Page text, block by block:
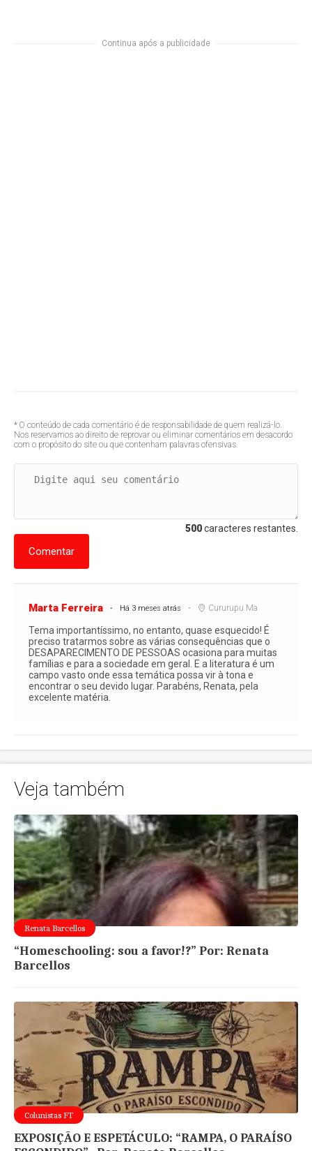
Continua após a publicidade
* O conteúdo de cada comentário é de responsabilidade de quem realizá-lo.
Nos reservamos ao direito de reprovar ou eliminar comentários em desacordo
com o propósito do site ou que contenham palavras ofensivas.
500caracteres restantes.
Comentar
Marta Ferreira Há 3 meses atrás Cururupu Ma
Tema importantíssimo, no entanto, quase esquecido! É
preciso tratarmos sobre as várias consequências que o
DESAPARECIMENTO DE PESSOAS ocasiona para muitas
famílias e para a sociedade em geral. E a literatura é um
campo vasto onde essa temática possa vir à tona e
encontrar o seu devido lugar. Parabéns, Renata, pela
excelente matéria.
Veja também
Renata Barcellos
“Homeschooling: sou a favor!?” Por: Renata
Barcellos
Colunistas FT
EXPOSIÇÃO E ESPETÁCULO: “RAMPA, O PARAÍSO